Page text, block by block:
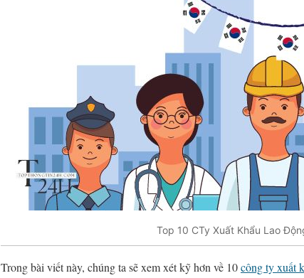
Top 10 CTy Xuất Khẩu Lao
Trong bài viết này, chúng ta sẽ xem xét kỹ hơn về 10công ty xuất